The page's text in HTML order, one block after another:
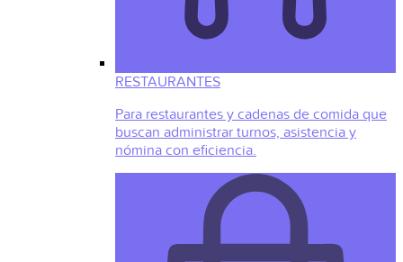
RESTAURANTES
Para restaurantes y cadenas de comida que
buscan administrar turnos, asistencia y
nómina con eficiencia.